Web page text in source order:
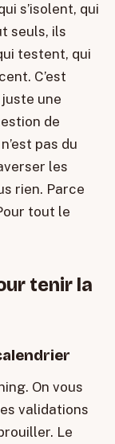
s’isolent, qui
seuls, ils
testent, qui
C’est
juste une
de
pas du
les
rien. Parce
tout le
tenir la
On vous
validations
Le